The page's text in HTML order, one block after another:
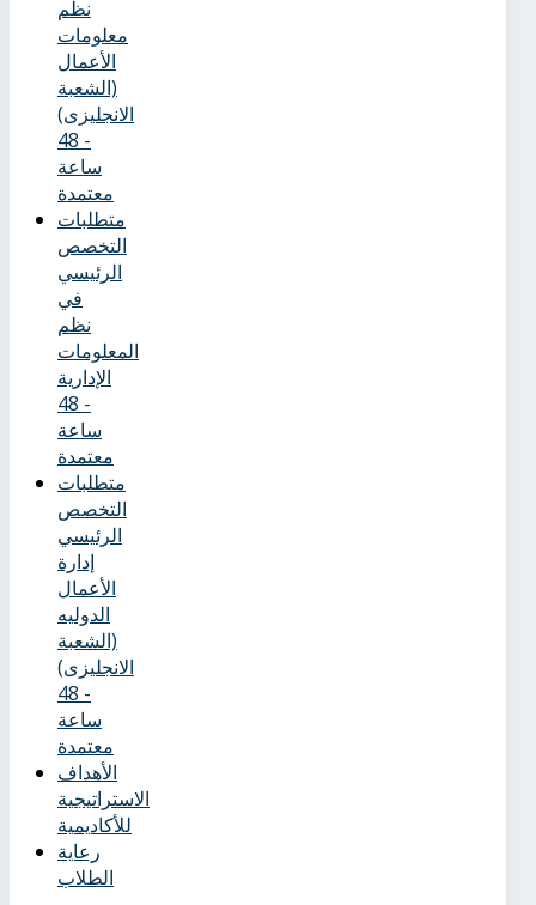
نظم
معلومات
الأعمال
(الشعبة
الانجليزى)
- 48
ساعة
معتمدة
متطلبات
التخصص
الرئيسي
في
نظم
المعلومات
الإدارية
- 48
ساعة
معتمدة
متطلبات
التخصص
الرئيسي
إدارة
الأعمال
الدوليه
(الشعبة
الانجليزى)
- 48
ساعة
معتمدة
الأهداف
الاستراتيجية
للأكاديمية
رعاية
الطلاب